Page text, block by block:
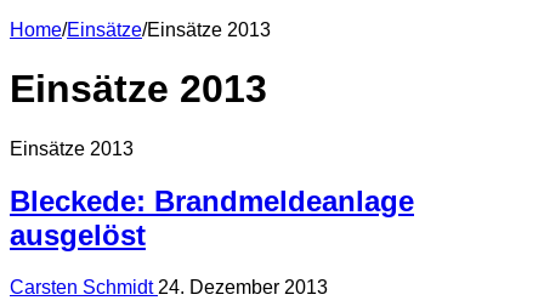
Home/Einsätze/Einsätze 2013
Einsätze 2013
Einsätze 2013
Bleckede: Brandmeldeanlage
ausgelöst
Carsten Schmidt 24. Dezember 2013